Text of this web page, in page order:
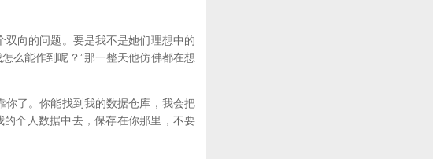
向的问题。要是我不是她们理想中的
么能作到呢？”那一整天他仿佛都在想
了。你能找到我的数据仓库，我会把
个人数据中去，保存在你那里，不要